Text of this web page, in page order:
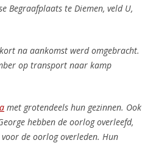
Begraafplaats te Diemen, veld U,
na aankomst werd omgebracht.
op transport naar kamp
met grotendeels hun gezinnen. Ook
hebben de oorlog overleefd,
de oorlog overleden. Hun